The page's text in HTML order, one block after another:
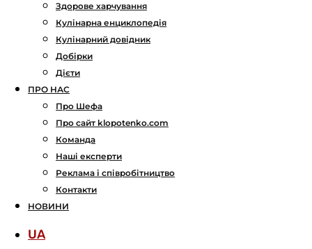
Здорове харчування
Кулінарна енциклопедія
Кулінарний довідник
Добірки
Дієти
ПРО НАС
Про Шефа
Про сайт klopotenko.com
Команда
Наші експерти
Реклама і співробітництво
Контакти
НОВИНИ
UA